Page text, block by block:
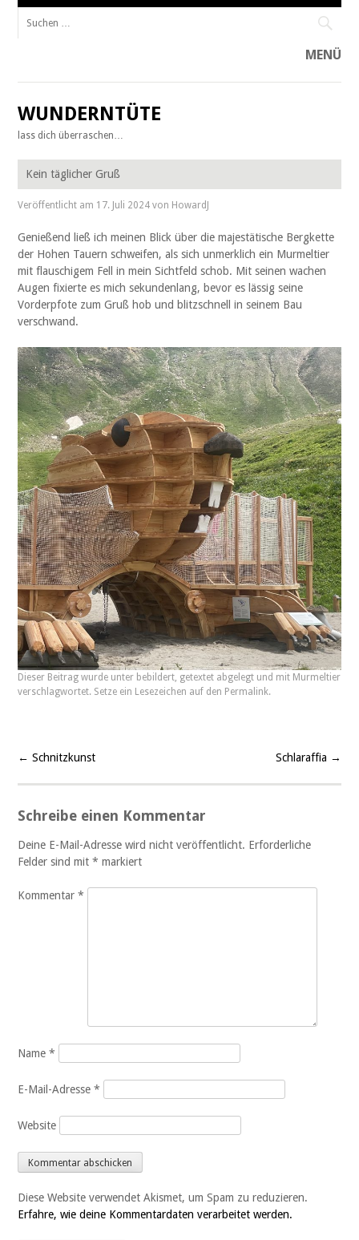
MENÜ
Zum
springen
WUNDERNTÜTE
lass dich überraschen…
Kein täglicher Gruß
Veröffentlicht am 17. Juli 2024 von HowardJ
Genießend ließ ich meinen Blick über die majestätische Bergkette
der Hohen Tauern schweifen, als sich unmerklich ein Murmeltier
mit flauschigem Fell in mein Sichtfeld schob. Mit seinen wachen
Augen fixierte es mich sekundenlang, bevor es lässig seine
Vorderpfote zum Gruß hob und blitzschnell in seinem Bau
verschwand.
Dieser Beitrag wurde unter bebildert getextet abgelegt und mit Murmeltier
verschlagwortet. Setze ein Lesezeichen auf den Permalink.
Beitragsnavigation
← Schnitzkunst Schlaraffia →
Schreibe einen Kommentar
Deine E-Mail-Adresse wird nicht veröffentlicht. Erforderliche
Felder sind mit* markiert
Kommentar*
Name*
E-Mail-Adresse*
Website
Diese Website verwendet Akismet, um Spam zu reduzieren.
Erfahre, wie deine Kommentardaten verarbeitet werden.